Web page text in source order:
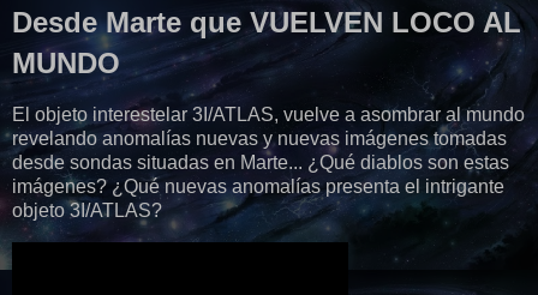
Desde Marte que VUELVEN LOCO AL
MUNDO
El objeto interestelar 3I/ATLAS, vuelve a asombrar al mundo
revelando anomalías nuevas y nuevas imágenes tomadas
desde sondas situadas en Marte... ¿Qué diablos son estas
imágenes? ¿Qué nuevas anomalías presenta el intrigante
objeto 3I/ATLAS?